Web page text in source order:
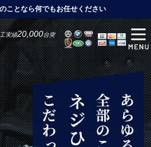
ことなら何でもお任せください
実績20,000台突